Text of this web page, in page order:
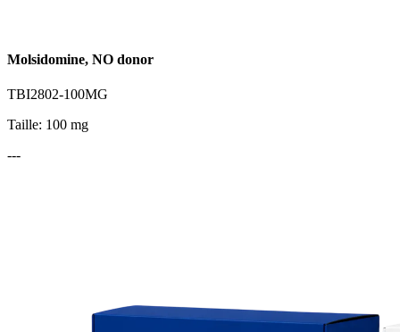
Molsidomine, NO donor
TBI2802-100MG
Taille: 100 mg
---